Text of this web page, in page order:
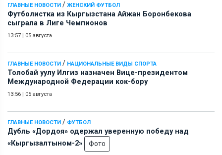
ГЛАВНЫЕ НОВОСТИ / ЖЕНСКИЙ ФУТБОЛ
Футболистка из Кыргызстана Айжан Боронбекова
сыграла в Лиге Чемпионов
13:57 05 августа
ГЛАВНЫЕ НОВОСТИ / НАЦИОНАЛЬНЫЕ ВИДЫ СПОРТА
Толобай уулу Илгиз назначен Вице-президентом
Международной Федерации кок-бору
13:56 05 августа
ГЛАВНЫЕ НОВОСТИ / ФУТБОЛ
Дубль «Дордоя» одержал уверенную победу над
«Кыргызалтыном-2»
Фото